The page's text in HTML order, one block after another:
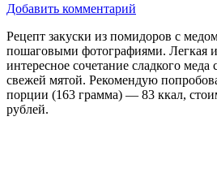
Добавить комментарий
Рецепт закуски из помидоров с
пошаговыми фотографиями. Легкая и
интересное сочетание сладкого
свежей мятой. Рекомендую
порции (163 грамма) — 83 ккал,
рублей.